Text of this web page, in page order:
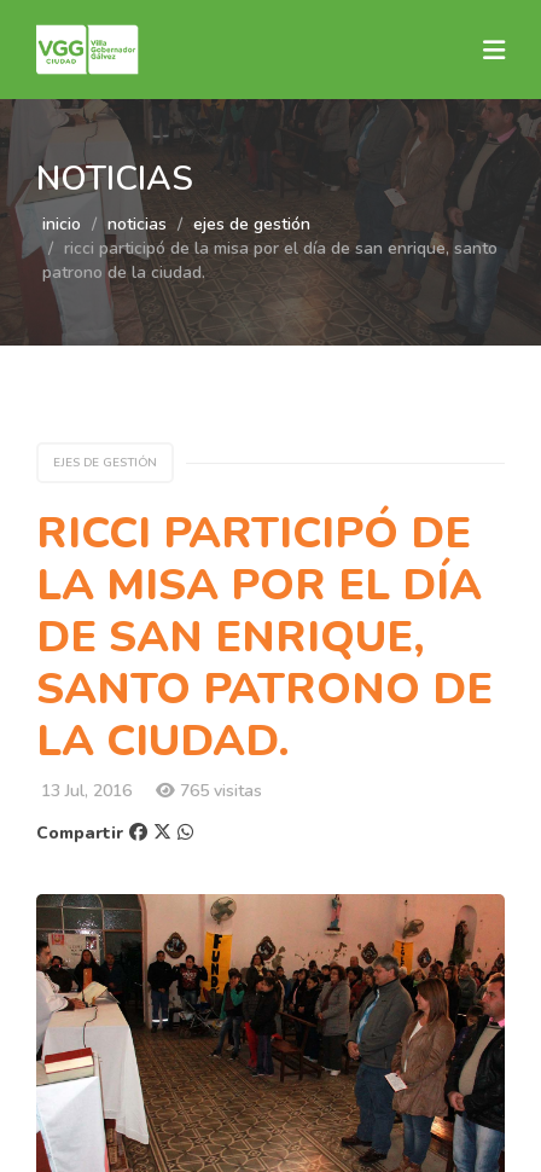
NOTICIAS
inicio noticias
ejes de gestión
ricci participó de la misa por el día de san enrique, santo
patrono de la ciudad.
EJES DE GESTIÓN
RICCI PARTICIPÓ DE
LA MISA POR EL DÍA
DE SAN ENRIQUE,
SANTO PATRONO DE
LA CIUDAD.
13 Jul, 2016
765 visitas
Compartir